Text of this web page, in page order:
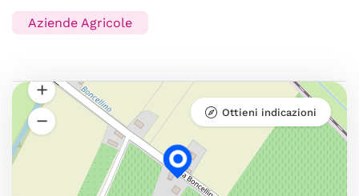
Aziende Agricole
Ottieni indicazioni